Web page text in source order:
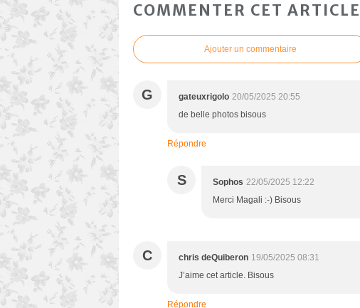
COMMENTER CET ARTICLE
Ajouter un commentaire
G gateuxrigolo 20/05/2025 20:55
de belle photos bisous
Répondre
S Sophos 22/05/2025 12:22
Merci Magali :-) Bisous
C chris deQuiberon 19/05/2025 08:31
J’aime cet article. Bisous
Répondre